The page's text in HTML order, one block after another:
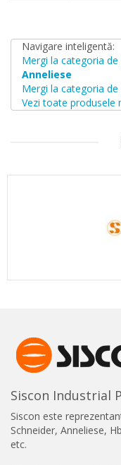
Navigare inteligentă:
Mergi la categoria de
Anneliese
Mergi la categoria de
Vezi toate produsele
Siscon Industrial
Siscon este
Schneider, Anneliese,
etc.